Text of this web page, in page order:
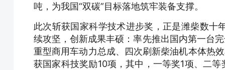
吨，为我国“双碳”目标落地筑牢装备支撑。
此次斩获国家科学技术进步奖，正是潍柴数十
续攻坚，创新成果丰硕：率先推出国内第一台
重型商用车动力总成、四次刷新柴油机本体热
获国家科技奖励10项，其中，一等奖1项、二